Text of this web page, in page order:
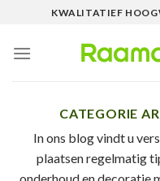
content
KWALITATIEF
CATEGORIE
In ons blog vindt u
plaatsen regelmatig